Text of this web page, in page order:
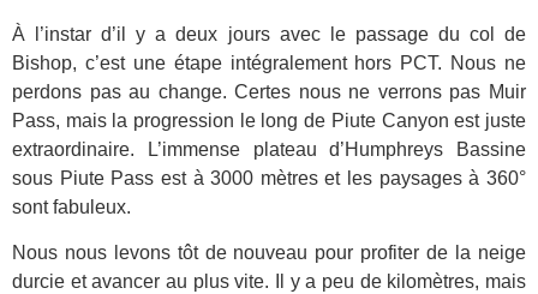
À l’instar d’il y a deux jours avec le passage du col de
Bishop, c’est une étape intégralement hors PCT. Nous ne
perdons pas au change. Certes nous ne verrons pas Muir
Pass, mais la progression le long de Piute Canyon est juste
extraordinaire. L’immense plateau d’Humphreys Bassine
sous Piute Pass est à 3000 mètres et les paysages à 360°
sont fabuleux.
Nous nous levons tôt de nouveau pour profiter de la neige
durcie et avancer au plus vite. Il y a peu de kilomètres, mais